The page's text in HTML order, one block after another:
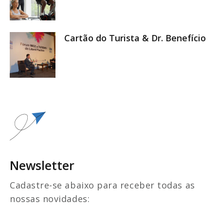
Cartão do Turista & Dr. Benefício
Newsletter
Cadastre-se abaixo para receber todas as
nossas novidades: